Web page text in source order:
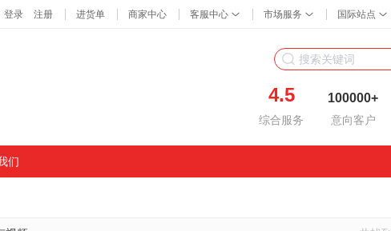
4.5
综合服务
100000+
意向客户
们